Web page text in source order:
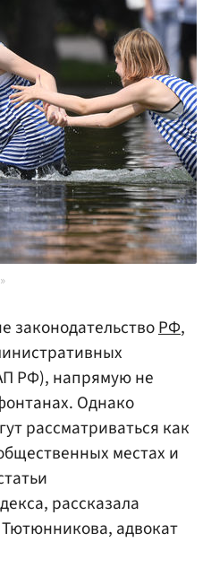
законодательствоРФ,
РФ), напрямую не
Однако
рассматриваться как
местах и
рассказала
Тютюнникова, адвокат